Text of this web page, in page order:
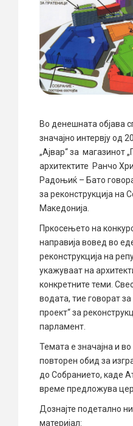
Во денешната објава
значајно интервју од
„Ајвар“ за магазинот
архитектите Ранчо
Радоњиќ – Бато
за реконструкција на
Македонија.
Пркосењето на
направија вовед во
реконструкција на
укажуваат на
конкретните теми.
водата, тие говорат за
проект“ за
парламент.
Темата е значајна и
повторен обид за
до Собранието, каде
време предложува
Дознајте подетално
материјал: